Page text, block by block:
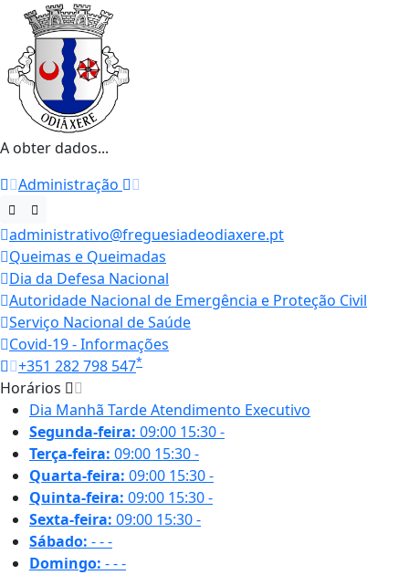
A obter dados...
Administração
administrativo@freguesiadeodiaxere.pt
Queimas e Queimadas
Dia da Defesa Nacional
Autoridade Nacional de Emergência e Proteção Civil
Serviço Nacional de Saúde
Covid-19 - Informações
+351 282 798 547*
Horários
Dia Manhã TardeAtendimento Executivo
Segunda-feira: 09:00 15:30-
Terça-feira: 09:00 15:30-
Quarta-feira: 09:00 15:30-
Quinta-feira: 09:00 15:30-
Sexta-feira: 09:00 15:30-
Sábado: ---
Domingo: ---